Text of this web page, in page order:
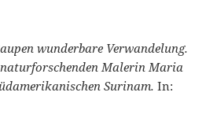
wunderbare Verwandelung.
Malerin Maria
Surinam. In: